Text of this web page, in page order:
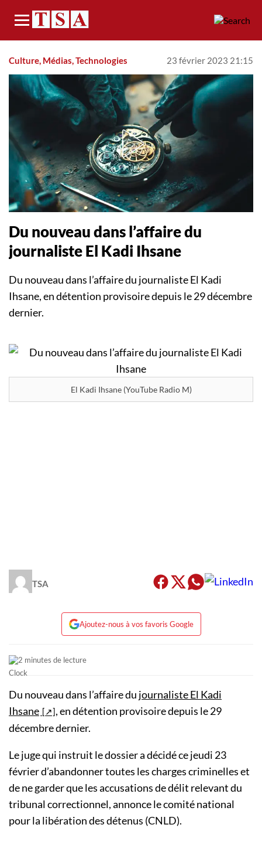
Menu
Culture, Médias, Technologies 23 février 2023 21:15
Du nouveau dans l’affaire du
journaliste El Kadi Ihsane
Du nouveau dans l’affaire du journaliste El Kadi
Ihsane, en détention provisoire depuis le 29 décembre
dernier.
El Kadi Ihsane (YouTube Radio M)
TSA
Ajoutez-nous à vos favoris Google
2 minutes de lecture
Du nouveau dans l’affaire du journaliste El Kadi
Ihsane
, en détention provisoire depuis le 29
décembre dernier.
Le juge qui instruit le dossier a décidé ce jeudi 23
février d’abandonner toutes les charges criminelles et
de ne garder que les accusations de délit relevant du
tribunal correctionnel, annonce le comité national
pour la libération des détenus (CNLD).